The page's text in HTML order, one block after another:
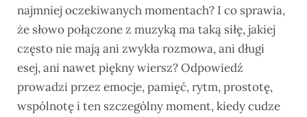
najmniej oczekiwanych momentach? I co sprawia,
że słowo połączone z muzyką ma taką siłę, jakiej
często nie mają ani zwykła rozmowa, ani długi
esej, ani nawet piękny wiersz? Odpowiedź
prowadzi przez emocje, pamięć, rytm, prostotę,
wspólnotę i ten szczególny moment, kiedy cudze